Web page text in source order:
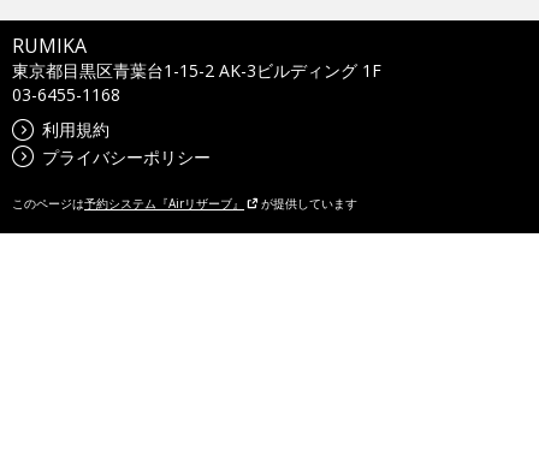
RUMIKA
東京都目黒区青葉台1-15-2 AK-3ビルディング 1F
03-6455-1168
利用規約
プライバシーポリシー
このページは予約システム『Airリザーブ』 が提供しています